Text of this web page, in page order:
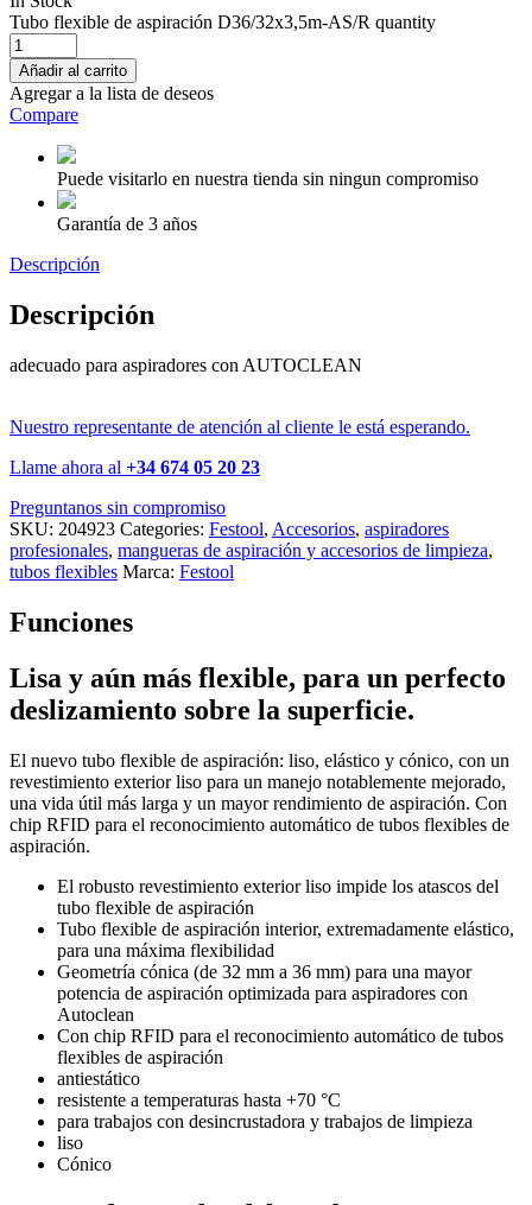
Tubo flexible de aspiración D36/32x3,5m-AS/R quantity
Añadir al carrito
Agregar a la lista de deseos
Compare
Puede visitarlo en nuestra tienda sin ningun compromiso
Garantía de 3 años
Descripción
Descripción
adecuado para aspiradores con AUTOCLEAN
Nuestro representante de atención al cliente le está esperando.
Llame ahora al +34 674 05 20 23
Preguntanos sin compromiso
SKU: 204923 Categories: Festool, Accesorios, aspiradores
profesionales, mangueras de aspiración y accesorios de limpieza,
tubos flexibles Marca: Festool
Funciones
Lisa y aún más flexible, para un perfecto
deslizamiento sobre la superficie.
El nuevo tubo flexible de aspiración: liso, elástico y cónico, con un
revestimiento exterior liso para un manejo notablemente mejorado,
una vida útil más larga y un mayor rendimiento de aspiración. Con
chip RFID para el reconocimiento automático de tubos flexibles de
aspiración.
El robusto revestimiento exterior liso impide los atascos del
tubo flexible de aspiración
Tubo flexible de aspiración interior, extremadamente elástico,
para una máxima flexibilidad
Geometría cónica (de 32 mm a 36 mm) para una mayor
potencia de aspiración optimizada para aspiradores con
Autoclean
Con chip RFID para el reconocimiento automático de tubos
flexibles de aspiración
antiestático
resistente a temperaturas hasta +70 °C
para trabajos con desincrustadora y trabajos de limpieza
liso
Cónico